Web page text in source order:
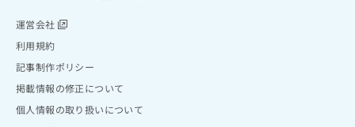
運営会社
利用規約
記事制作ポリシー
掲載情報の修正について
個人情報の取り扱いについて